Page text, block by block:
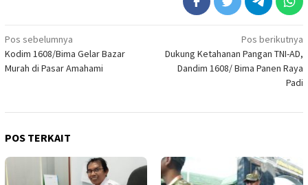
Navigasi
pos
Pos sebelumnya
Kodim 1608/Bima Gelar Bazar
Murah di Pasar Amahami
Pos berikutnya
Dukung Ketahanan Pangan TNI-AD,
Dandim 1608/ Bima Panen Raya
Padi
POS TERKAIT